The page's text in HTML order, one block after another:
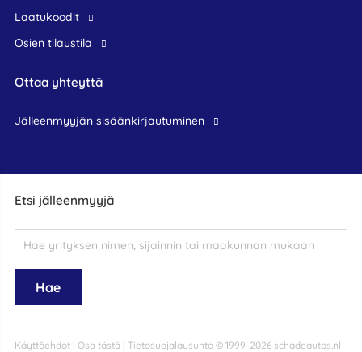
Etsi jälleenmyyjä
Käyttöehdot| Osa tästä| Tietosuojalausunto© 1999-2026 schadeautos.nl
Laatukoodit
Osien tilaustila
Ottaa yhteyttä
jälleenmyyjän sisäänkirjautuminen